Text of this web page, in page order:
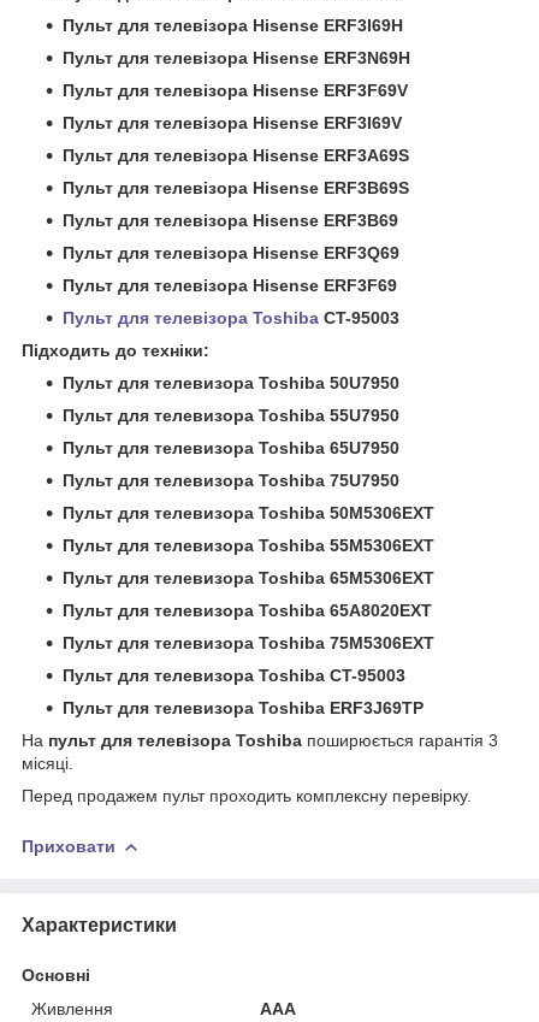
Пульт для телевiзора Hisense ERF3I69H
Пульт для телевiзора Hisense ERF3N69H
Пульт для телевiзора Hisense ERF3F69V
Пульт для телевiзора Hisense ERF3I69V
Пульт для телевiзора Hisense ERF3A69S
Пульт для телевiзора Hisense ERF3B69S
Пульт для телевізора Hisense ERF3B69
Пульт для телевізора Hisense ERF3Q69
Пульт для телевізора Hisense ERF3F69
Пульт для телевізора Toshiba CT-95003
Підходить до техніки:
Пульт для телевизора Toshiba 50U7950
Пульт для телевизора Toshiba 55U7950
Пульт для телевизора Toshiba 65U7950
Пульт для телевизора Toshiba 75U7950
Пульт для телевизора Toshiba 50M5306EXT
Пульт для телевизора Toshiba 55M5306EXT
Пульт для телевизора Toshiba 65M5306EXT
Пульт для телевизора Toshiba 65A8020EXT
Пульт для телевизора Toshiba 75M5306EXT
Пульт для телевизора Toshiba CT-95003
Пульт для телевизора Toshiba ERF3J69TP
На пульт для телевізора Toshiba поширюється гарантія 3
місяці.
Перед продажем пульт проходить комплексну перевірку.
Приховати
Характеристики
Основні
Живлення
AAA